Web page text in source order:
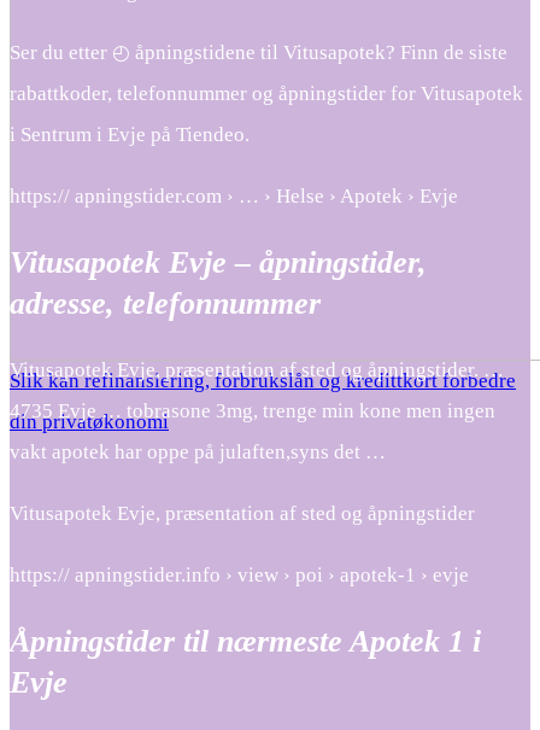
Slik kan refinansiering, forbrukslån og kredittkort forbedre
din privatøkonomi
Ser du etter ◴ åpningstidene til Vitusapotek? Finn de siste
rabattkoder, telefonnummer og åpningstider for Vitusapotek
i Sentrum i Evje på Tiendeo.
https:// apningstider.com › … › Helse › Apotek › Evje
Vitusapotek Evje – åpningstider,
adresse, telefonnummer
Vitusapotek Evje, præsentation af sted og åpningstider. …
4735 Evje … tobrasone 3mg, trenge min kone men ingen
vakt apotek har oppe på julaften,syns det …
Vitusapotek Evje, præsentation af sted og åpningstider
https:// apningstider.info › view › poi › apotek-1 › evje
Åpningstider til nærmeste Apotek 1 i
Evje